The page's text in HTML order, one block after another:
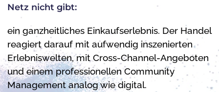
Netz nicht gibt:
ein ganzheitliches Einkaufserlebnis. Der Handel
reagiert darauf mit aufwendig inszenierten
Erlebniswelten, mit Cross-Channel-Angeboten
und einem professionellen Community
Management analog wie digital.